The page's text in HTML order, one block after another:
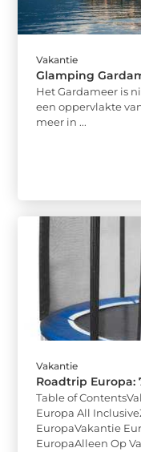
Vakantie
Glamping
Het Gardameer is
een oppervlakte
meer in ...
Vakantie
Roadtrip Europa:
Table of
Europa All
EuropaVakantie
EuropaAlleen Op